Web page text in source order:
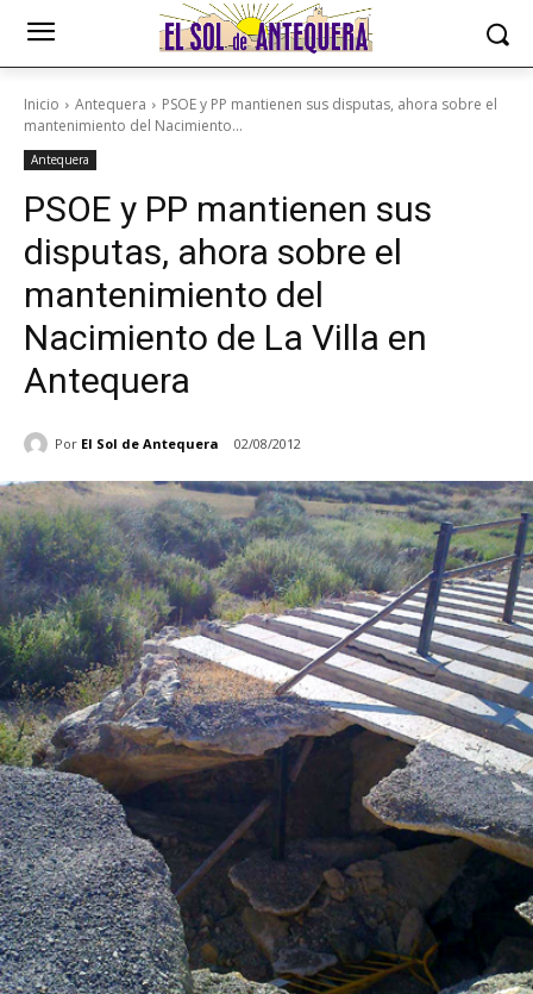
Inicio Antequera
PSOE y PP mantienen sus disputas, ahora sobre el
mantenimiento del Nacimiento...
Antequera
PSOE y PP mantienen sus
disputas, ahora sobre el
mantenimiento del
Nacimiento de La Villa en
Antequera
Por El Sol de Antequera 02/08/2012